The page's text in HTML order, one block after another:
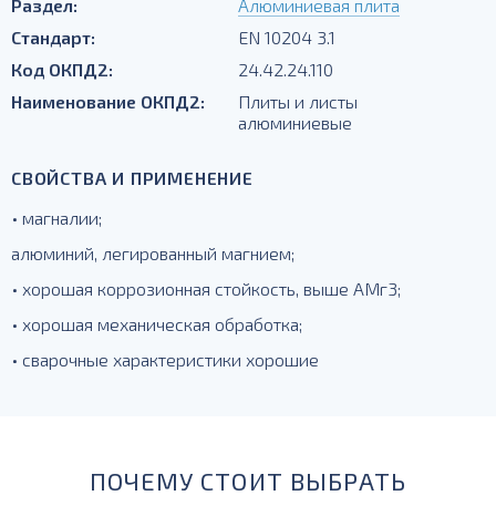
Раздел:
Алюминиевая плита
Стандарт:
EN 10204 3.1
Код ОКПД2:
24.42.24.110
Наименование ОКПД2:
Плиты и листы
алюминиевые
СВОЙСТВА И ПРИМЕНЕНИЕ
• магналии;
алюминий, легированный магнием;
• хорошая коррозионная стойкость, выше АМг3;
• хорошая механическая обработка;
• сварочные характеристики хорошие
ПОЧЕМУ СТОИТ ВЫБРАТЬ